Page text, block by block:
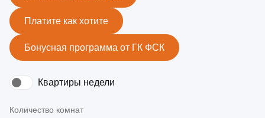
Платите как хотите
Бонусная программа от ГК ФСК
Квартиры недели
Количество комнат